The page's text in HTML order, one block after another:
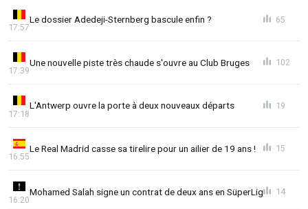
Le dossier Adedeji-Sternberg bascule enfin ?
17:57
65
Une nouvelle piste très chaude s'ouvre au Club Bruges
17:39
102
L'Antwerp ouvre la porte à deux nouveaux départs
17:18
19
Le Real Madrid casse sa tirelire pour un ailier de 19 ans !
16:55
15
Mohamed Salah signe un contrat de deux ans en SüperLig
16:20
14